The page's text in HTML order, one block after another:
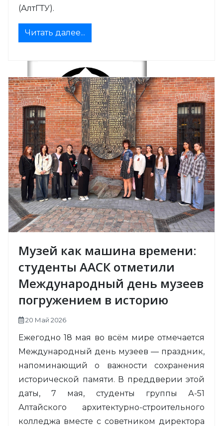
(АлтГТУ).
Читать далее...
Музей как машина времени:
студенты ААСК отметили
Международный день музеев
погружением в историю
20 Май 2026
Ежегодно 18 мая во всём мире отмечается
Международный день музеев — праздник,
напоминающий о важности сохранения
исторической памяти. В преддверии этой
даты, 7 мая, студенты группы А-51
Алтайского архитектурно-строительного
колледжа вместе с советником директора